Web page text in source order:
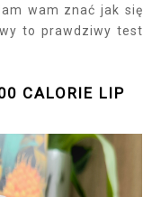
wam znać jak się
to prawdziwy test
CALORIE LIP